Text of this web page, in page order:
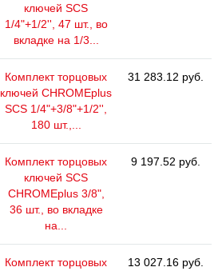
ключей SCS
1/4"+1/2'', 47 шт., во
вкладке на 1/3...
Комплект торцовых
ключей CHROMEplus
SCS 1/4"+3/8"+1/2'',
180 шт.,...
31 283.12 руб.
Комплект торцовых
ключей SCS
CHROMEplus 3/8",
36 шт., во вкладке
на...
9 197.52 руб.
Комплект торцовых
13 027.16 руб.